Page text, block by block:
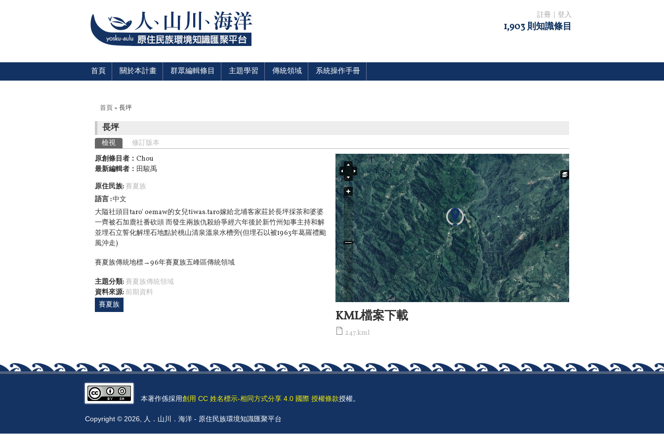
註冊 登入
1,903 則知識條目
首頁 關於本計畫 群眾編輯條目 主題學習 傳統領域 系統操作手冊
您在這裡
首頁 » 長坪
長坪
主要索引標籤
檢視 (作用中頁籤)
修訂版本
原創條目者： Chou
最新編輯者： 田駿禹
原住民族: 賽夏族
語言 中文
大隘社頭目taro' oemaw的女兒tiwas.taro嫁給北埔客家莊於長坪採茶和婆婆
一齊被石加鹿社番砍頭 而發生兩族仇殺紛爭經六年後於新竹州知事主持和解
並埋石立誓化解埋石地點於桃山清泉溫泉水槽旁(但埋石以被1963年葛羅禮颱
風沖走)
賽夏族傳統地標→96年賽夏族五峰區傳統領域
主題分類: 賽夏族傳統領域
資料來源:前期資料
賽夏族
KML檔案下載
247.kml
本著作係採用創用 CC 姓名標示-相同方式分享 4.0 國際 授權條款授權。
Copyright © 2026, 人．山川．海洋 - 原住民族環境知識匯聚平台